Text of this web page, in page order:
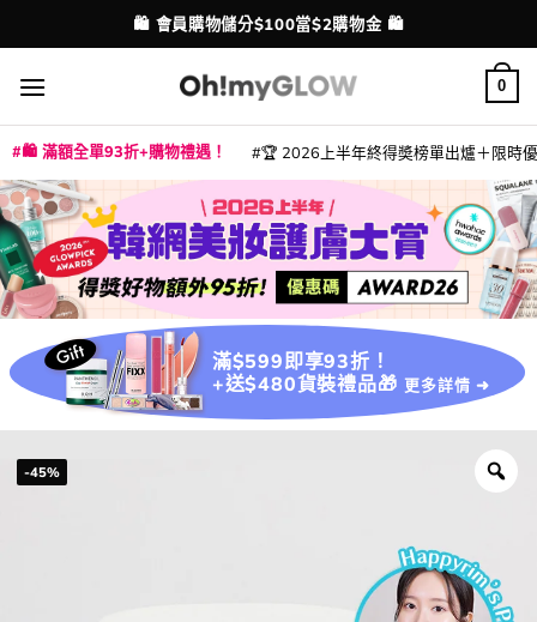
to
content
配送港澳
💳 支援消費券、FPS、八達通、PAYME、信用卡付款
0
🛍️ 滿額全單93折+購物禮遇！ 🏆 2026上半年終得奬榜單出爐＋限時
滿$599即享93折！
+送$480貨裝禮品🎁 更多詳情 ➜
-45%